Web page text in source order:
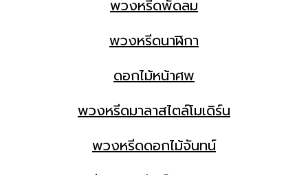
พวงหรีดพัดลม
พวงหรีดนาฬิกา
ดอกไม้หน้าศพ
พวงหรีดมาลาสไตล์โมเดิร์น
พวงหรีดดอกไม้จันทน์